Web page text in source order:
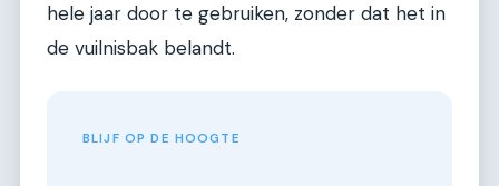
hele jaar door te gebruiken, zonder dat het in
de vuilnisbak belandt.
BLIJF OP DE HOOGTE